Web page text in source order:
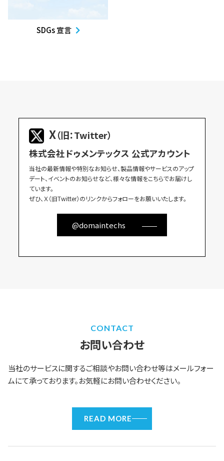
SDGs 宣言
X（旧：Twitter）
株式会社ドゥメンテックス 公式アカウント
当社の最新情報や特別なお知らせ、製品情報やサービスのアップ
デート、イベントのお知らせなど、様々な情報をこちらでお届けし
ています。
ぜひ、Ｘ（旧Twitter）のリンクからフォローをお願いいたします。
@domaintechs
CONTACT
お問い合わせ
当社のサービスに関するご相談やお問い合わせ等はメールフォー
ムにて承っております。お気軽にお問い合わせください。
READ MORE